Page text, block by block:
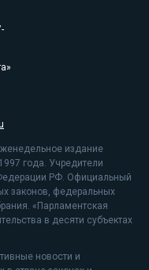
издание
года. Учредители
РФ. Официальный
законов, федеральных
«Парламентская
в десяти субъектах
новости и